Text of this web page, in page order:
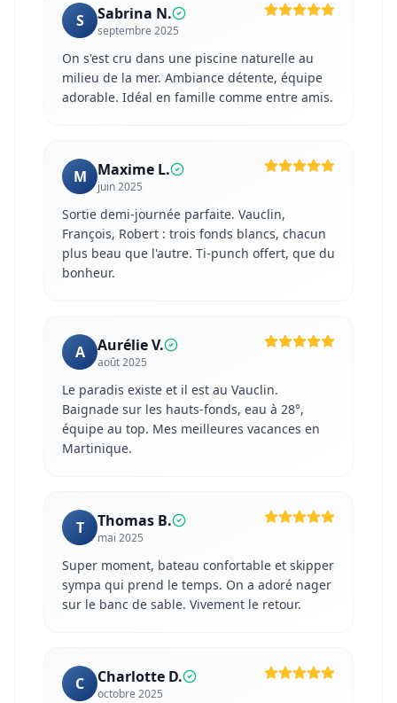
S Sabrina N.
septembre 2025
On s'est cru dans une piscine naturelle au
milieu de la mer. Ambiance détente, équipe
adorable. Idéal en famille comme entre amis.
M Maxime L.
juin 2025
Sortie demi-journée parfaite. Vauclin,
François, Robert : trois fonds blancs, chacun
plus beau que l'autre. Ti-punch offert, que du
bonheur.
A Aurélie V.
août 2025
Le paradis existe et il est au Vauclin.
Baignade sur les hauts-fonds, eau à 28°,
équipe au top. Mes meilleures vacances en
Martinique.
T Thomas B.
mai 2025
Super moment, bateau confortable et skipper
sympa qui prend le temps. On a adoré nager
sur le banc de sable. Vivement le retour.
C Charlotte D.
octobre 2025